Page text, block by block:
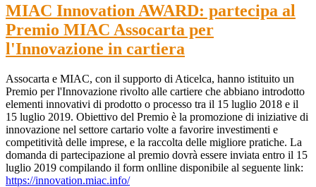
MIAC Innovation AWARD: partecipa al
Premio MIAC Assocarta per
l'Innovazione in cartiera
Assocarta e MIAC, con il supporto di Aticelca, hanno istituito un
Premio per l'Innovazione rivolto alle cartiere che abbiano introdotto
elementi innovativi di prodotto o processo tra il 15 luglio 2018 e il
15 luglio 2019. Obiettivo del Premio è la promozione di iniziative di
innovazione nel settore cartario volte a favorire investimenti e
competitività delle imprese, e la raccolta delle migliore pratiche. La
domanda di partecipazione al premio dovrà essere inviata entro il 15
luglio 2019 compilando il form onlline disponibile al seguente link:
https://innovation.miac.info/